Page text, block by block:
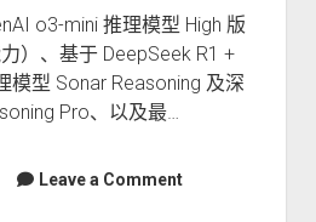
o3-mini 推理模型 High 版
）、基于 DeepSeek R1 +
模型 Sonar Reasoning 及深
Pro、以及最…
Leave a Comment